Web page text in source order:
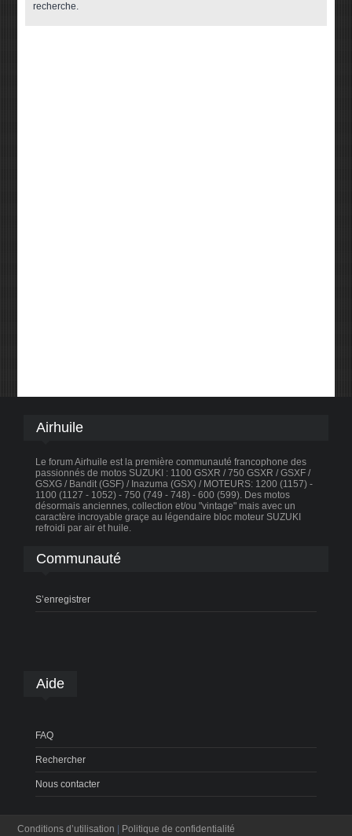
recherche.
Airhuile
Le forum Airhuile est la première communauté francophone des
passionnés de motos SUZUKI : 1100 GSXR / 750 GSXR / GSXF /
GSXG / Bandit (GSF) / Inazuma (GSX) / MOTEURS: 1200 (1157) -
1100 (1127 - 1052) - 750 (749 - 748) - 600 (599). Des motos
désormais anciennes, collection et/ou "vintage" mais avec un
caractère incroyable graçe au légendaire bloc moteur SUZUKI
refroidi par air et huile.
Communauté
S’enregistrer
Aide
FAQ
Rechercher
Nous contacter
Conditions d’utilisation
Politique de confidentialité